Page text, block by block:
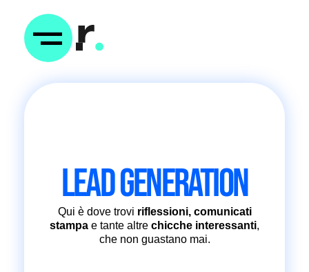
LEAD GENERATION
Qui è dove trovi riflessioni, comunicati
stampa e tante altre chicche interessanti,
che non guastano mai.